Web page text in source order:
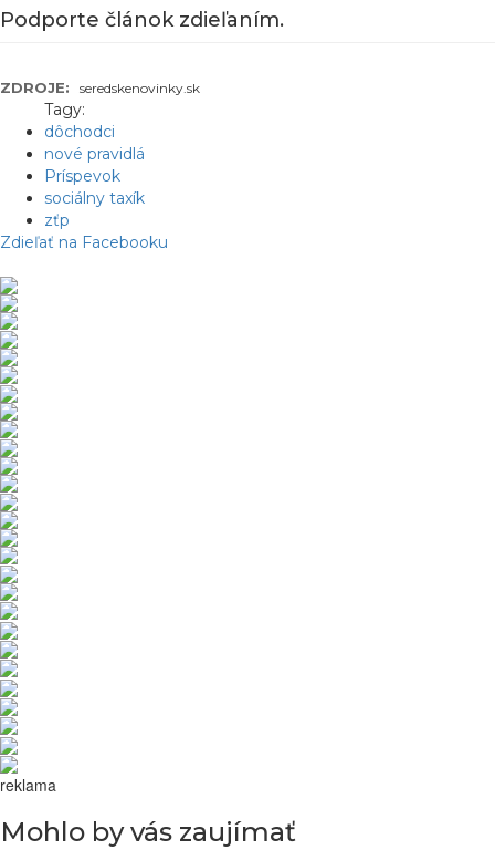
Podporte článok zdieľaním.
ZDROJE: seredskenovinky.sk
Tagy:
dôchodci
nové pravidlá
Príspevok
sociálny taxík
zťp
Zdieľať na Facebooku
reklama
Mohlo by vás zaujímať